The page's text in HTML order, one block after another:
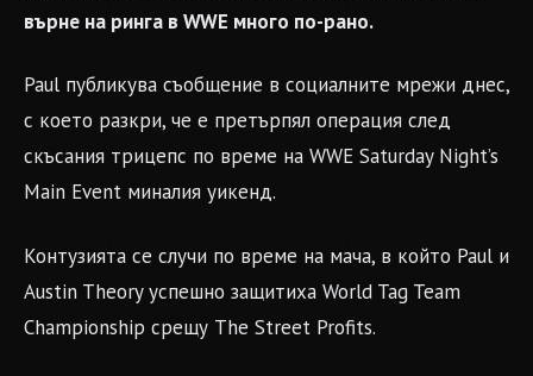
върне на ринга в WWE много по-рано.
Paul публикува съобщение в социалните мрежи днес,
с което разкри, че е претърпял операция след
скъсания трицепс по време на WWE Saturday Night’s
Main Event миналия уикенд.
Контузията се случи по време на мача, в който Paul и
Austin Theory успешно защитиха World Tag Team
Championship срещу The Street Profits.